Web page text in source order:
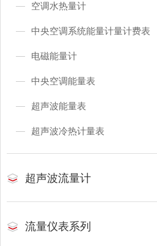
空调水热量计
中央空调系统能量计量计费表
电磁能量计
中央空调能量表
超声波能量表
超声波冷热计量表
超声波流量计
流量仪表系列